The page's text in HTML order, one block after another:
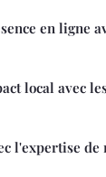
en ligne
local avec
l'expertise de